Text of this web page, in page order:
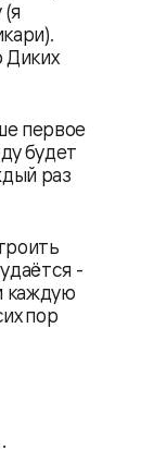
Диких
первое
будет
раз
-
каждую
пор